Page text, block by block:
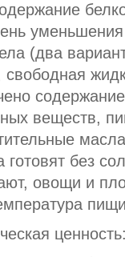
(два
веществ,
без
овощи и